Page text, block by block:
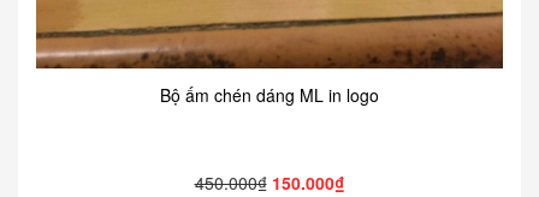
Bộ ấm chén dáng ML in logo
450.000₫ 150.000₫